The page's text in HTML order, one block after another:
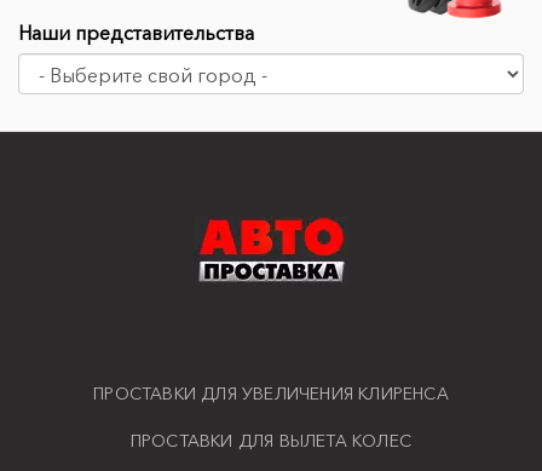
Наши представительства
ПРОСТАВКИ ДЛЯ УВЕЛИЧЕНИЯ КЛИРЕНСА
ПРОСТАВКИ ДЛЯ ВЫЛЕТА КОЛЕС